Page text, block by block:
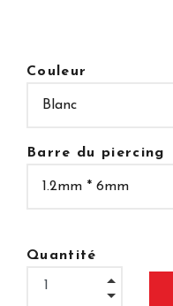
Couleur
Barre du piercing
Quantité